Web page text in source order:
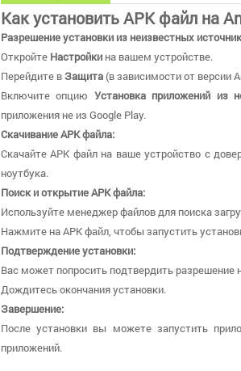
Как установить APK файл на
Разрешение установки из неизвестных
Откройте Настройки на вашем устройстве.
Перейдите вЗащита (в зависимости от версии
Включите опцию Установка приложений из
приложения не из Google Play.
Скачивание APK файла:
Скачайте APK файл на ваше устройство с
ноутбука.
Поиск и открытие APK файла:
Используйте менеджер файлов для поиска
Нажмите на APK файл, чтобы запустить
Подтверждение установки:
Вас может попросить подтвердить разрешение
Дождитесь окончания установки.
Завершение:
После установки вы можете запустить
приложений.